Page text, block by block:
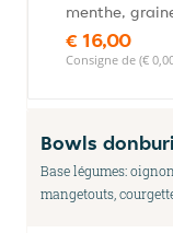
menthe,
€ 16,00
Consigne de (€
Bowls
Base légumes:
mangetouts,